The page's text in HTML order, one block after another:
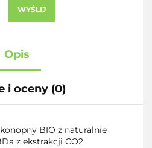
WYŚLIJ
Opis
i oceny (0)
BIO z naturalnie
z ekstrakcji CO2